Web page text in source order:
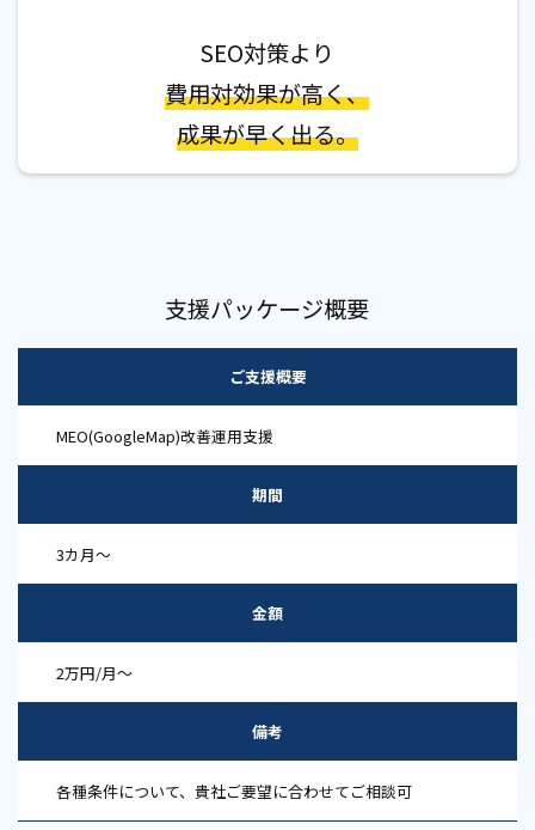
SEO対策より
費用対効果が高く、
成果が早く出る。
支援パッケージ概要
ご支援概要
MEO(GoogleMap)改善運用支援
期間
3カ月～
金額
2万円/月～
備考
各種条件について、貴社ご要望に合わせてご相談可